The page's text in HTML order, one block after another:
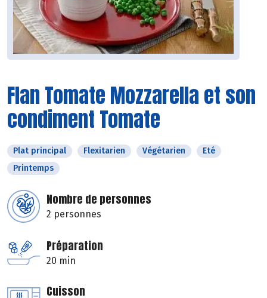
Flan Tomate Mozzarella et son
condiment Tomate
Plat principal Flexitarien Végétarien
Eté
Printemps
Nombre de personnes
2 personnes
Préparation
20 min
Cuisson